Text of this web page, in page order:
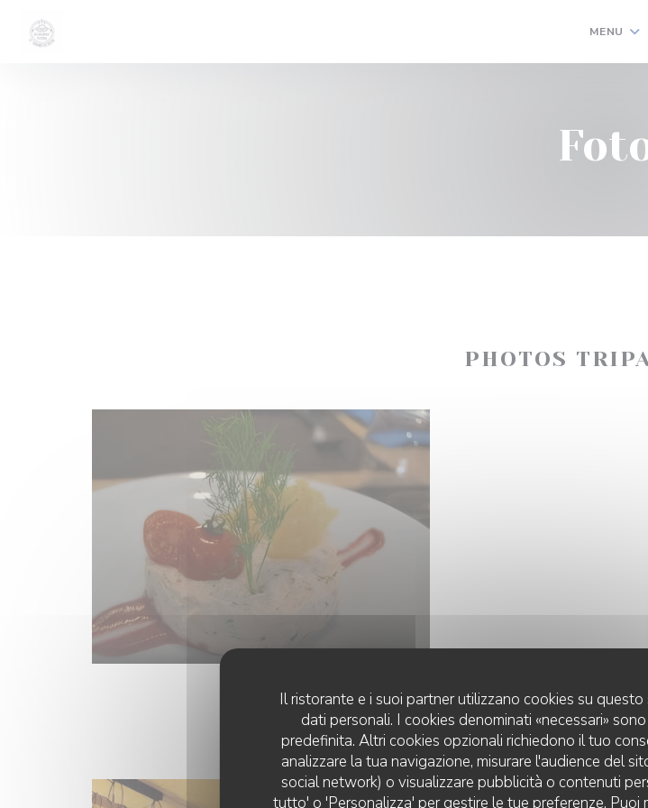
Il ristorante e i suoi partner utilizzano cookies su
dati personali. I cookies denominati «necessari»
predefinita. Altri cookies opzionali richiedono il tuo
analizzare la tua navigazione, misurare l'audience del
social network) o visualizzare pubblicità o contenuti
tutto' o 'Personalizza' per gestire le tue preferenze.
MENU
PHOTOS